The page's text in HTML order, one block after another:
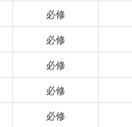
必修
必修
必修
必修
必修